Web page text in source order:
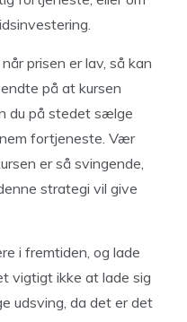
prisen er lav, så kan
på at kursen
du på stedet sælge
fortjeneste. Vær
er så svingende,
strategi vil give
i fremtiden, og lade
vigtigt ikke at lade sig
udsving, da det er det